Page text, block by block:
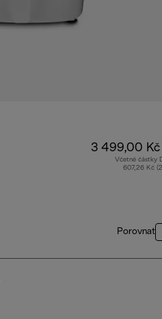
3 499,00 Kč
Včetně částky
607,26 Kč
Porovnat